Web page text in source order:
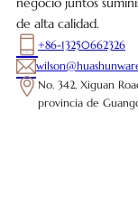
de alta calidad.
+86-13250662326
No. 342, Xiguan
provincia de